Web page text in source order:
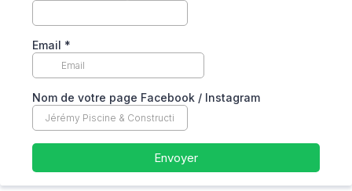
Email *
Nom de votre page Facebook / Instagram
Envoyer